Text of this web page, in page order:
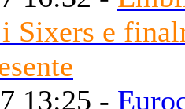
Sixers e
13:25 -